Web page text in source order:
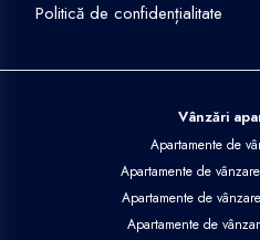
Politică de confidențialitate
Vânzări
Apartamente de
Apartamente de
Apartamente de
Apartamente de